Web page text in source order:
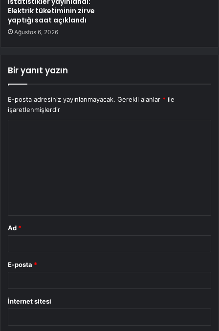
Elektrik tüketiminin zirve
yaptığı saat açıklandı
Ağustos 6, 2026
Bir yanıt yazın
E-posta adresiniz yayınlanmayacak. Gerekli alanlar * ile
işaretlenmişlerdir
Ad *
E-posta *
İnternet sitesi